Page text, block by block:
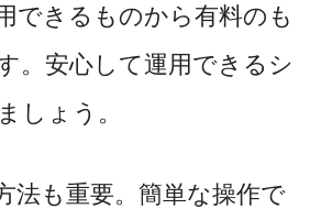
できるものから有料のも
。安心して運用できるシ
しょう。
法も重要。簡単な操作で